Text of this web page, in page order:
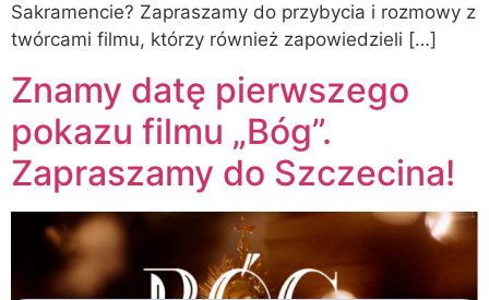
Sakramencie? Zapraszamy do przybycia i rozmowy z
twórcami filmu, którzy również zapowiedzieli […]
Znamy datę pierwszego
pokazu filmu „Bóg”.
Zapraszamy do Szczecina!